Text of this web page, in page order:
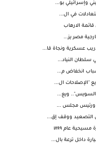
وإسرائيلي بو...
في ال...
قائمة الارهاب
مصر يز...
عسكرية ونجاة قا...
انخفاض م...
"الإصلاحات ال...
السويس".. ويع...
التصعيد ووقف إق...
عام ١٨٩٩
داخل ترعة بال...